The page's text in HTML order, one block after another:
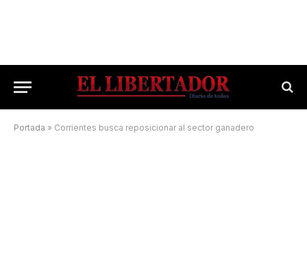
Portada » Corrientes busca reposicionar al sector ganadero